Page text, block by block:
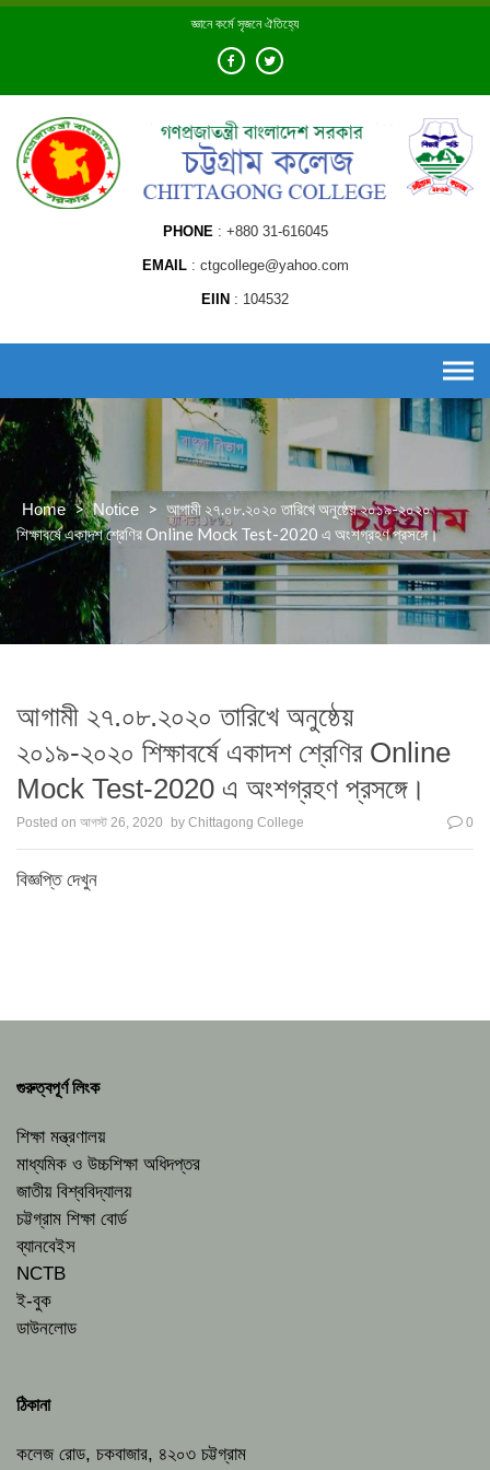
Skip
জ্ঞানে কর্মে সৃজনে ঐতিহ্যে
PHONE +880 31-616045
EMAIL ctgcollege@yahoo.com
EIIN 104532
Home > Notice > আগামী ২৭.০৮.২০২০ তারিখে অনুষ্ঠেয় ২০১৯-২০২০
শিক্ষাবর্ষে একাদশ শ্রেণির Online Mock Test-2020 এ অংশগ্রহণ প্রসঙ্গে।
আগামী ২৭.০৮.২০২০ তারিখে অনুষ্ঠেয়
২০১৯-২০২০ শিক্ষাবর্ষে একাদশ শ্রেণির Online
Mock Test-2020 এ অংশগ্রহণ প্রসঙ্গে।
Posted on আগস্ট 26, 2020 by Chittagong College 0
বিজ্ঞপ্তি দেখুন
গুরুত্বপূর্ণ লিংক
শিক্ষা মন্ত্রণালয়
মাধ্যমিক ও উচ্চশিক্ষা অধিদপ্তর
জাতীয় বিশ্ববিদ্যালয়
চট্টগ্রাম শিক্ষা বোর্ড
ব্যানবেইস
NCTB
ই-বুক
ডাউনলোড
ঠিকানা
কলেজ রোড, চকবাজার, ৪২০৩ চট্টগ্রাম